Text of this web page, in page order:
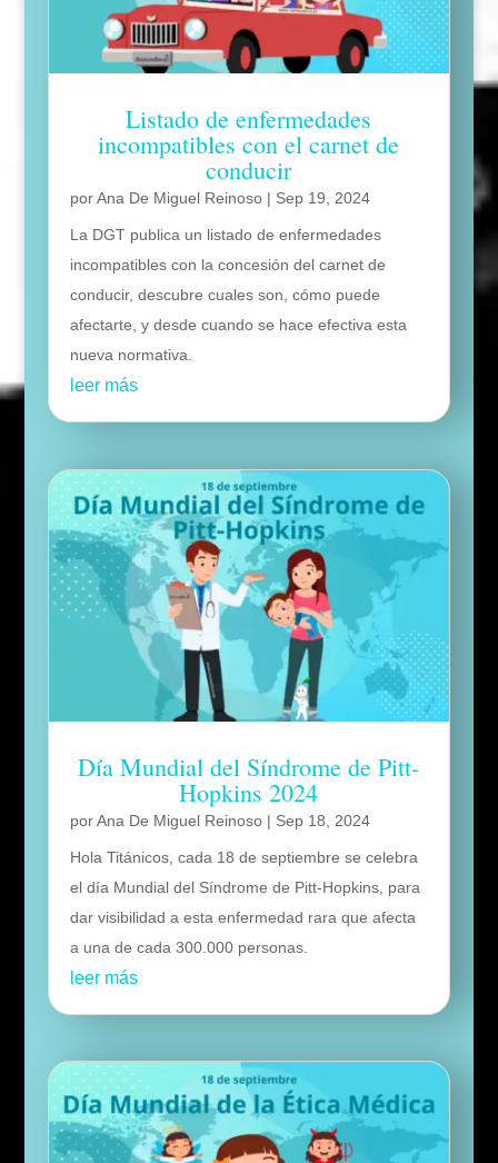
Listado de enfermedades
incompatibles con el carnet de
conducir
porAna De Miguel Reinoso| Sep 19, 2024
La DGT publica un listado de enfermedades
incompatibles con la concesión del carnet de
conducir, descubre cuales son, cómo puede
afectarte, y desde cuando se hace efectiva esta
nueva normativa.
leer más
Día Mundial del Síndrome de Pitt-
Hopkins 2024
porAna De Miguel Reinoso| Sep 18, 2024
Hola Titánicos, cada 18 de septiembre se celebra
el día Mundial del Síndrome de Pitt-Hopkins, para
dar visibilidad a esta enfermedad rara que afecta
a una de cada 300.000 personas.
leer más